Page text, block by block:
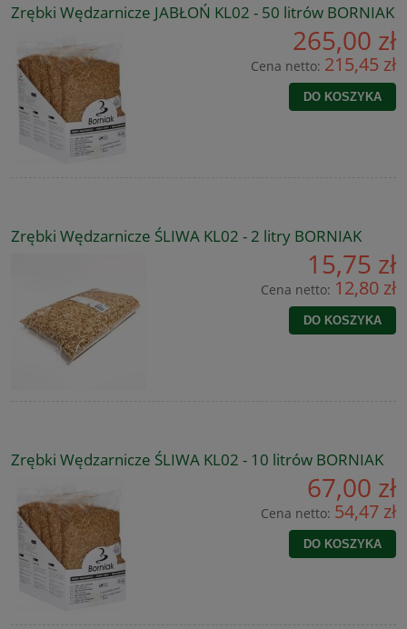
Zrębki Wędzarnicze JABŁOŃ KL02 - 50 litrów BORNIAK
265,00 zł
Cena netto: 215,45 zł
DO KOSZYKA
Zrębki Wędzarnicze ŚLIWA KL02 - 2 litry BORNIAK
15,75 zł
Cena netto: 12,80 zł
DO KOSZYKA
Zrębki Wędzarnicze ŚLIWA KL02 - 10 litrów BORNIAK
67,00 zł
Cena netto: 54,47 zł
DO KOSZYKA